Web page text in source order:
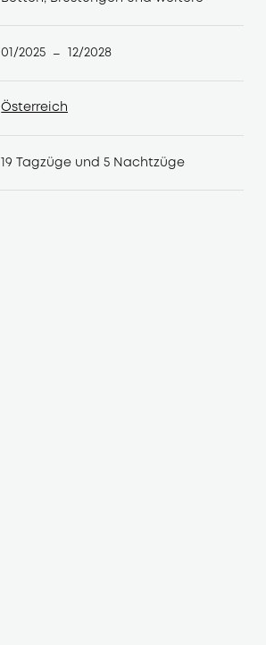
01/2025 – 12/2028
Österreich
19 Tagzüge und 5 Nachtzüge